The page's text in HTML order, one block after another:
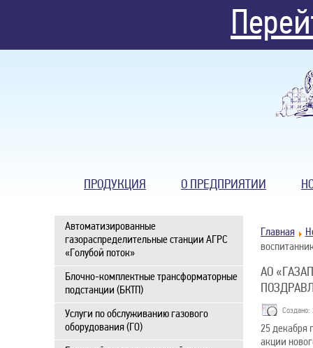
ПРОДУКЦИЯ О ПРЕДПРИЯТИИ
Автоматизированные
газораспределительные станции АГРС
«Голубой поток»
Блочно-комплектные трансформаторные
подстанции (БКТП)
Услуги по обслуживанию газового
оборудования (ГО)
Главная
АО
Создано:
25 декабря
акции